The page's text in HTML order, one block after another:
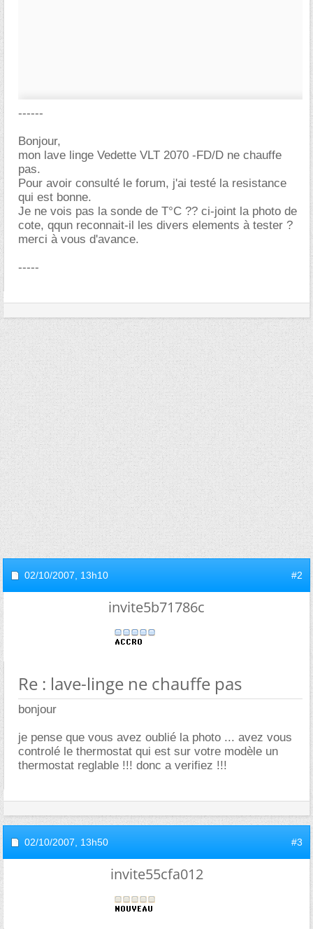
------
Bonjour,
mon lave linge Vedette VLT 2070 -FD/D ne chauffe
pas.
Pour avoir consulté le forum, j'ai testé la resistance
qui est bonne.
Je ne vois pas la sonde de T°C ?? ci-joint la photo de
cote, qqun reconnait-il les divers elements à tester ?
merci à vous d'avance.
-----
02/10/2007, 13h10 #2
invite5b71786c
Re : lave-linge ne chauffe pas
bonjour
je pense que vous avez oublié la photo ... avez vous
controlé le thermostat qui est sur votre modèle un
thermostat reglable !!! donc a verifiez !!!
02/10/2007, 13h50 #3
invite55cfa012